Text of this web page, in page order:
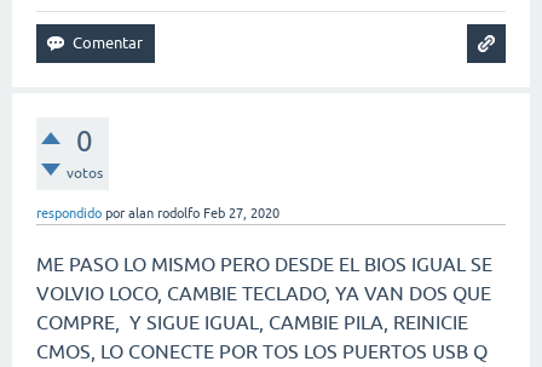
0
votos
respondido por alan rodolfo Feb 27, 2020
ME PASO LO MISMO PERO DESDE EL BIOS IGUAL SE
VOLVIO LOCO, CAMBIE TECLADO, YA VAN DOS QUE
COMPRE, Y SIGUE IGUAL, CAMBIE PILA, REINICIE
CMOS, LO CONECTE POR TOS LOS PUERTOS USB Q